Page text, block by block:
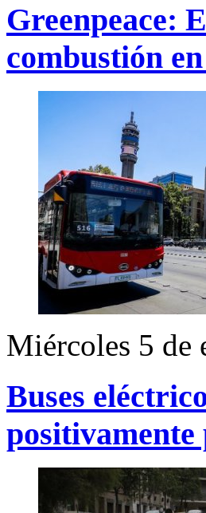
Greenpeace:
combustión
Miércoles 5 de
Buses
positivamente